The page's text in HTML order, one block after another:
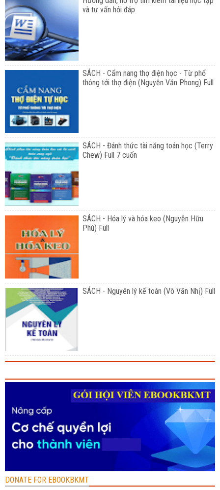
và tư vấn hỏi đáp
SÁCH - Cẩm nang thợ điện học - Từ phổ
thông tới thợ điện (Nguyễn Văn Phong) Full
SÁCH - Đánh thức tài năng toán học (Terry
Chew) Full 7 cuốn
SÁCH - Hóa lý và hóa keo (Nguyễn Hữu
Phú) Full
SÁCH - Nguyên lý kế toán (Võ Văn Nhị) Full
DONATE FOR EBOOKBKMT